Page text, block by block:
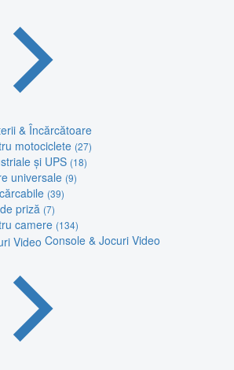
& Încărcătoare
motociclete (27)
și UPS (18)
universale (9)
(39)
priză (7)
camere (134)
Console & Jocuri Video